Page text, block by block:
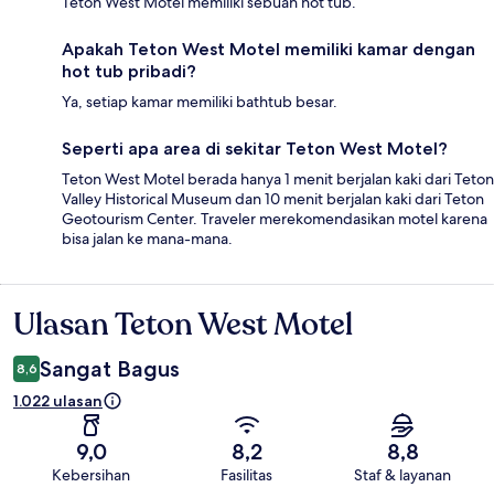
Apakah Teton West Motel memiliki kamar dengan
hot tub pribadi?
Ya, setiap kamar memiliki bathtub besar.
Seperti apa area di sekitar Teton West Motel?
Teton West Motel berada hanya 1 menit berjalan kaki dari Teton
Valley Historical Museum dan 10 menit berjalan kaki dari Teton
Geotourism Center. Traveler merekomendasikan motel karena
bisa jalan ke mana-mana.
Ulasan
Ulasan Teton West Motel
8,6 Sangat Bagus
1.022 ulasan
9,0
Kebersihan
8,2
Fasilitas
8,8
Staf & layanan